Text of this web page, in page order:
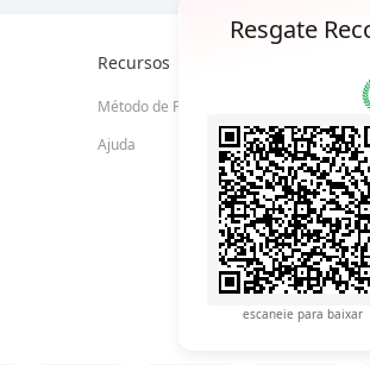
Resgate
escaneie para baixar
Recursos
Método de Pagamento
Ajuda